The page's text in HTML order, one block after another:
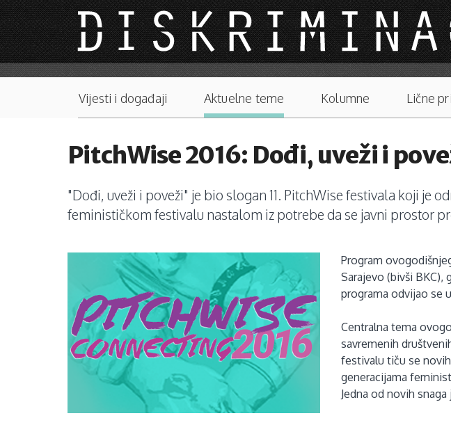
Skip to main content
Main menu
Vijesti i događaji Aktuelne teme Kolumne Lične
PitchWise 2016: Dođi, uveži i
"Dođi, uveži i poveži" je bio slogan 11. PitchWise festivala koji je
feminističkom festivalu nastalom iz potrebe da se javni prostor
Program
Sarajevo (bivši BKC),
programa odvijao se
Centralna tema
savremenih
festivalu tiču se
generacijama
Jedna od novih